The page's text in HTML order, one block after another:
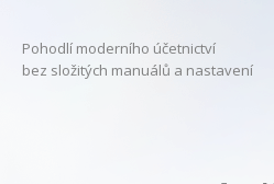
Pohodlí moderního účetnictví
bez složitých manuálů a nastavení